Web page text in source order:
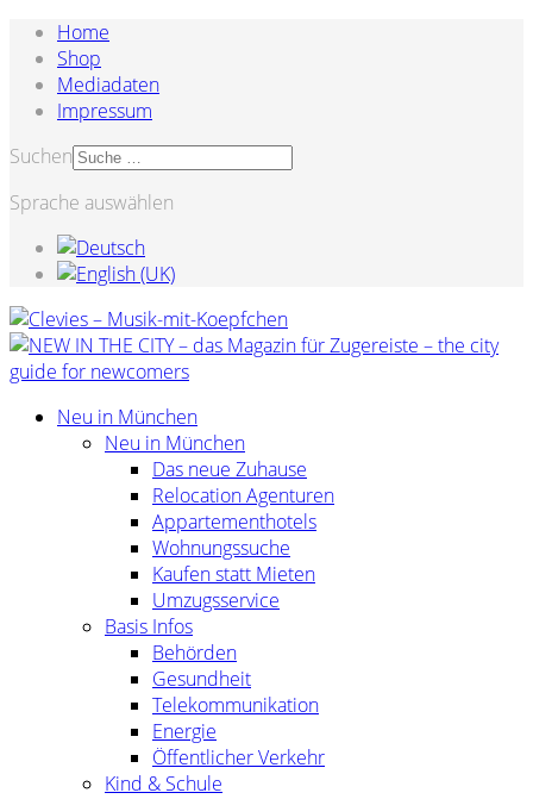
Home
Shop
Mediadaten
Impressum
Suchen
Sprache auswählen
Neu in München
Neu in München
Das neue Zuhause
Relocation Agenturen
Appartementhotels
Wohnungssuche
Kaufen statt Mieten
Umzugsservice
Basis Infos
Behörden
Gesundheit
Telekommunikation
Energie
Öffentlicher Verkehr
Kind & Schule